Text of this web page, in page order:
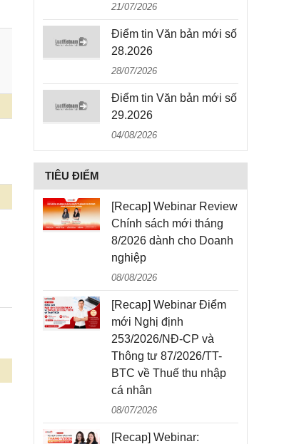
21/07/2026
Điểm tin Văn bản mới số
28.2026
28/07/2026
Điểm tin Văn bản mới số
29.2026
04/08/2026
TIÊU ĐIỂM
[Recap] Webinar Review
Chính sách mới tháng
8/2026 dành cho Doanh
nghiệp
08/08/2026
[Recap] Webinar Điểm
mới Nghị định
253/2026/NĐ-CP và
Thông tư 87/2026/TT-
BTC về Thuế thu nhập
cá nhân
08/07/2026
[Recap] Webinar: